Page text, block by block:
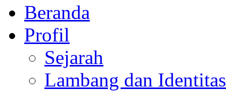
Beranda
Profil
Sejarah
Lambang dan Identitas